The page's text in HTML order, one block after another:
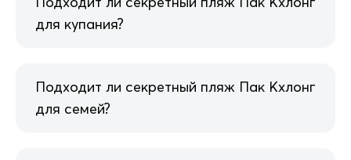
для купания?
Подходит ли секретный пляж Пак Кхлонг
для семей?